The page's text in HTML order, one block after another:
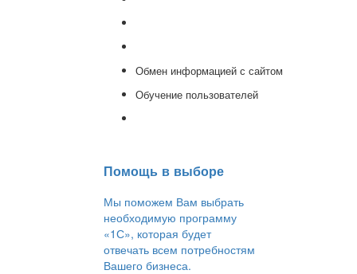
Обмен информацией с сайтом
Обучение пользователей
Помощь в выборе
Мы поможем Вам выбрать
необходимую программу
«1С», которая будет
отвечать всем потребностям
Вашего бизнеса.